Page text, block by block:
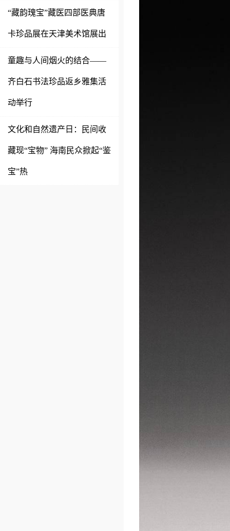
“藏韵瑰宝”藏医四部医典唐
卡珍品展在天津美术馆展出
童趣与人间烟火的结合——
齐白石书法珍品返乡雅集活
动举行
文化和自然遗产日：民间收
藏现“宝物” 海南民众掀起“鉴
宝”热